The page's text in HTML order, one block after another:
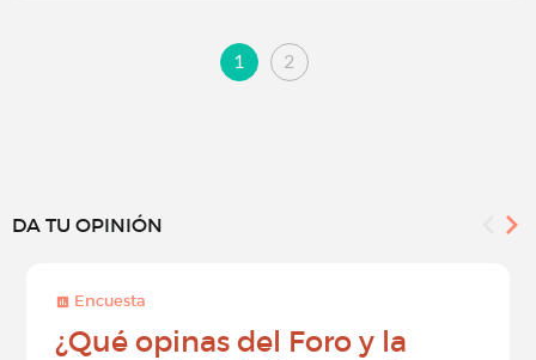
1 2
DA TU OPINIÓN
Encuesta
¿Qué opinas del Foro y la